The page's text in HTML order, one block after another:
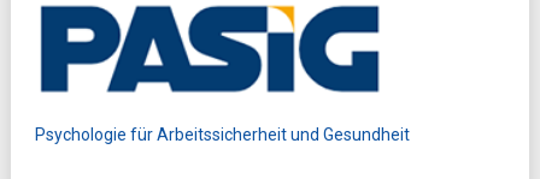
Psychologie für Arbeitssicherheit und Gesundheit